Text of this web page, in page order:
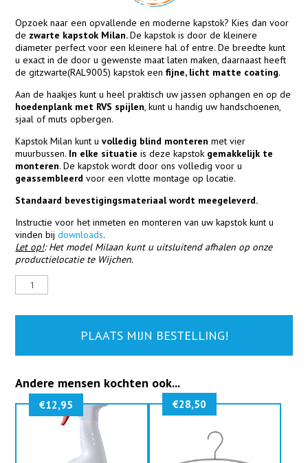
Opzoek naar een opvallende en moderne kapstok? Kies dan voor
de zwarte kapstok Milan.De kapstok is door de kleinere
diameter perfect voor een kleinere hal of entre. De breedte kunt
u exact in de door u gewenste maat laten maken, daarnaast heeft
de gitzwarte(RAL9005) kapstok eenfijne, licht matte coating.
Aan de haakjes kunt u heel praktisch uw jassen ophangen en op de
hoedenplank met RVS spijlen, kunt u handig uw handschoenen,
sjaal of muts opbergen.
Kapstok Milan kunt uvolledig blind monterenmet vier
muurbussen. In elke situatie is deze kapstok gemakkelijk te
monteren. De kapstok wordt door ons volledig voor u
geassembleerd voor een vlotte montage op locatie.
Standaard bevestigingsmateriaal wordt meegeleverd.
Instructie voor het inmeten en monteren van uw kapstok kunt u
vinden bijdownloads.
Let op!: Het model Milaan kunt u uitsluitend afhalen op onze
productielocatie te Wijchen.
Zwarte
kapstok
Milan
PLAATS MIJN BESTELLING!
Andere mensen kochten ook...
€12,95 €28,50